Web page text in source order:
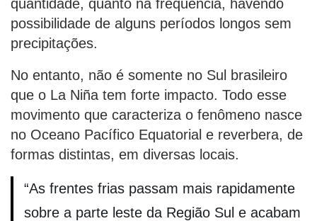
quantidade, quanto na frequência, havendo
possibilidade de alguns períodos longos sem
precipitações.
No entanto, não é somente no Sul brasileiro
que o La Niña tem forte impacto. Todo esse
movimento que caracteriza o fenômeno nasce
no Oceano Pacífico Equatorial e reverbera, de
formas distintas, em diversas locais.
“As frentes frias passam mais rapidamente
sobre a parte leste da Região Sul e acabam